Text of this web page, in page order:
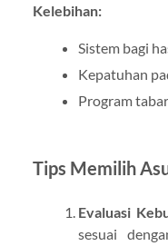
Kelebihan:
Sistem bagi
Kepatuhan
Program
Tips Memilih
Evaluasi
sesuai